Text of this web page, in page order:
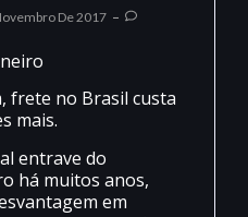
De 2017
entrave do
há muitos anos,
em